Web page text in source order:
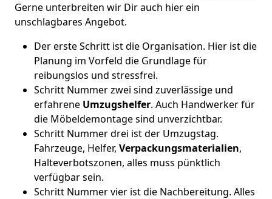
Gerne unterbreiten wir Dir auch hier ein
unschlagbares Angebot.
Der erste Schritt ist die Organisation. Hier ist die
Planung im Vorfeld die Grundlage für
reibungslos und stressfrei.
Schritt Nummer zwei sind zuverlässige und
erfahrene Umzugshelfer. Auch Handwerker für
die Möbeldemontage sind unverzichtbar.
Schritt Nummer drei ist der Umzugstag.
Fahrzeuge, Helfer, Verpackungsmaterialien,
Halteverbotszonen, alles muss pünktlich
verfügbar sein.
Schritt Nummer vier ist die Nachbereitung. Alles